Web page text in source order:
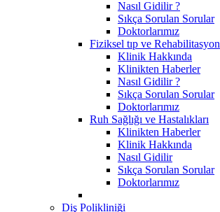
Nasıl Gidilir ?
Sıkça Sorulan Sorular
Doktorlarımız
Fiziksel tıp ve Rehabilitasyon
Klinik Hakkında
Klinikten Haberler
Nasıl Gidilir ?
Sıkça Sorulan Sorular
Doktorlarımız
Ruh Sağlığı ve Hastalıkları
Klinikten Haberler
Klinik Hakkında
Nasıl Gidilir
Sıkça Sorulan Sorular
Doktorlarımız
Diş Polikliniği